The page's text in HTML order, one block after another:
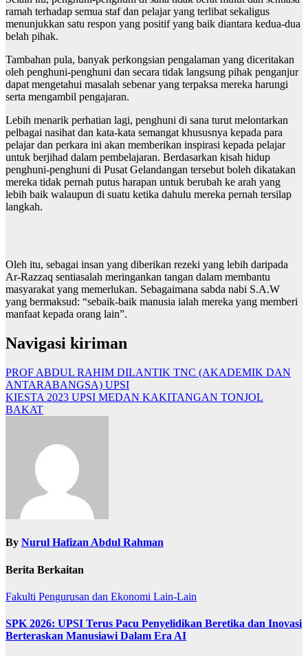
ramah terhadap semua staf dan pelajar yang terlibat sekaligus
menunjukkan satu respon yang positif yang baik diantara kedua-dua
belah pihak.
Tambahan pula, banyak perkongsian pengalaman yang diceritakan
oleh penghuni-penghuni dan secara tidak langsung pihak penganjur
dapat mengetahui masalah sebenar yang terpaksa mereka harungi
serta mengambil pengajaran.
Lebih menarik perhatian lagi, penghuni di sana turut melontarkan
pelbagai nasihat dan kata-kata semangat khususnya kepada para
pelajar dan perkara ini akan memberikan inspirasi kepada pelajar
untuk berjihad dalam pembelajaran. Berdasarkan kisah hidup
penghuni-penghuni di Pusat Gelandangan tersebut boleh dikatakan
mereka tidak pernah putus harapan untuk berubah ke arah yang
lebih baik walaupun di suatu ketika dahulu mereka pernah tersilap
langkah.
Oleh itu, sebagai insan yang diberikan rezeki yang lebih daripada
Ar-Razzaq sentiasalah meringankan tangan dalam membantu
masyarakat yang memerlukan. Sebagaimana sabda nabi S.A.W
yang bermaksud: “sebaik-baik manusia ialah mereka yang memberi
manfaat kepada orang lain”.
Navigasi kiriman
PROF ABDUL RAHIM DILANTIK TNC (AKADEMIK DAN
ANTARABANGSA) UPSI
KIESTA 2023 UPSI MEDAN KAKITANGAN TONJOL
BAKAT
By Nurul Hafizan Abdul Rahman
Berita Berkaitan
Fakulti Pengurusan dan Ekonomi Lain-Lain
SPK 2026: UPSI Terus Pacu Penyelidikan Beretika dan Inovasi
Berteraskan Manusiawi Dalam Era AI